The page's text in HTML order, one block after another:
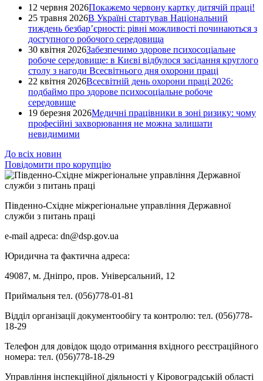
12 червня 2026Покажемо червону картку дитячій праці!
25 травня 2026В Україні стартував Національний
тиждень безбар’єрності: рівні можливості починаються з
доступного робочого середовища
30 квітня 2026Забезпечимо здорове психосоціальне
робоче середовище: в Києві відбулося засідання круглого
столу з нагоди Всесвітнього дня охорони праці
22 квітня 2026Всесвітній день охорони праці 2026:
подбаймо про здорове психосоціальне робоче
середовище
19 березня 2026Медичні працівники в зоні ризику: чому
професійні захворювання не можна залишати
невидимими
До всіх новин
Повідомити про корупцію
Південно-Східне міжрегіональне управління Державної
служби з питань праці
e-mail адреса: dn@dsp.gov.ua
Юридична та фактична адреса:
49087, м. Дніпро, пров. Універсальний, 12
Приймальня тел. (056)778-01-81
Відділ організації документообігу та контролю: тел. (056)778-
18-29
Телефон для довідок щодо отримання вхідного реєстраційного
номера: тел. (056)778-18-29
Управління інспекційної діяльності у Кіровоградській області